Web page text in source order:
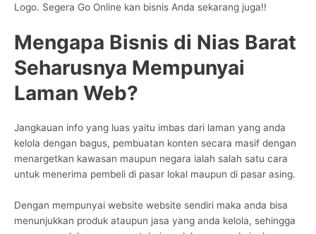
Logo. Segera Go Online kan bisnis Anda sekarang juga!!
Mengapa Bisnis di Nias Barat
Seharusnya Mempunyai
Laman Web?
Jangkauan info yang luas yaitu imbas dari laman yang anda
kelola dengan bagus, pembuatan konten secara masif dengan
menargetkan kawasan maupun negara ialah salah satu cara
untuk menerima pembeli di pasar lokal maupun di pasar asing.
Dengan mempunyai website website sendiri maka anda bisa
menunjukkan produk ataupun jasa yang anda kelola, sehingga